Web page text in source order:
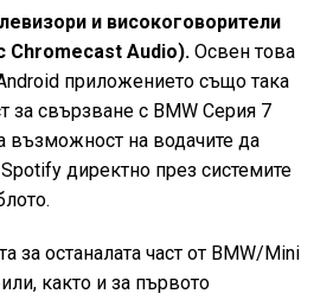
и високоговорители
Chromecast Audio).Освен това
приложението също така
за свързване с BMW Серия 7
възможност на водачите да
директно през системите
за останалата част от BMW/Mini
както и за първото